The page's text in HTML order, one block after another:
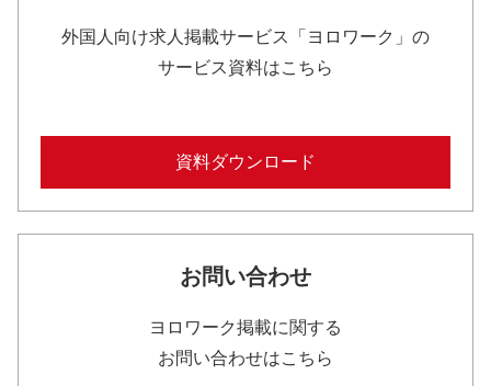
外国人向け求人掲載サービス「ヨロワーク」の
サービス資料はこちら
資料ダウンロード
お問い合わせ
ヨロワーク掲載に関する
お問い合わせはこちら